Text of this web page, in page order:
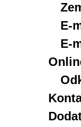
E-
E-